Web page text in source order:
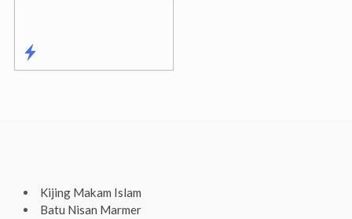
Kijing Makam Islam
Batu Nisan Marmer